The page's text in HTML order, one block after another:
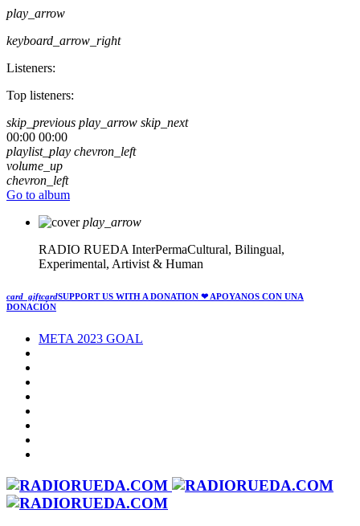
play_arrow
keyboard_arrow_right
Listeners:
Top listeners:
skip_previous play_arrow skip_next
00:00 00:00
playlist_play chevron_left
volume_up
chevron_left
Go to album
play_arrow
RADIO RUEDA InterPermaCultural, Bilingual,
Experimental, Artivist & Human
card_giftcardSUPPORT US WITH A DONATION ❤ APOYANOS CON UNA
DONACIÓN
META 2023 GOAL